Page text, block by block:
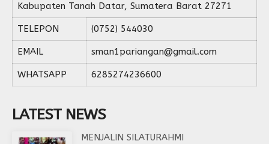
Kabupaten Tanah Datar, Sumatera Barat 27271
TELEPON (0752) 544030
EMAIL sman1pariangan@gmail.com
WHATSAPP 6285274236600
LATEST NEWS
MENJALIN SILATURAHMI